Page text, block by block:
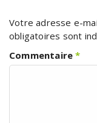
Votre adresse e-
obligatoires sont
Commentaire*